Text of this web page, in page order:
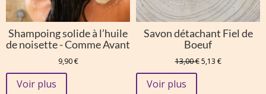
Shampoing solide à l’huile
de noisette - Comme Avant
9,90€
Voir plus
Savon détachant Fiel de
Boeuf
13,00€ Le
5,13 €Le
Voir plus